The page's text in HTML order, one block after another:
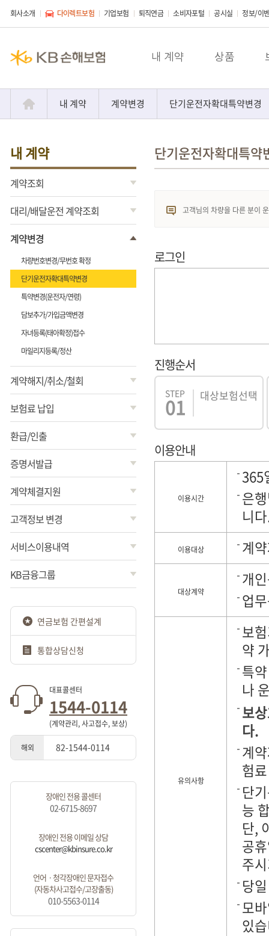
회사소개 다이렉트보험 기업보험 퇴직연금 소비자포털 공시실 정보/이
내 계약 상품
내 계약 계약변경 단기운전자확대특약변경
내 계약
계약조회
대리/배달운전 계약조회
계약변경
차량번호변경/무번호 확정
단기운전자확대특약변경
특약변경(운전자/연령)
담보추가/가입금액변경
자녀등록(태아확정)접수
마일리지등록/정산
계약해지/취소/철회
보험료 납입
환급/인출
증명서발급
계약체결지원
고객정보 변경
서비스이용내역
KB금융그룹
연금보험 간편설계
통합상담신청
대표콜센터
1544-0114
(계약관리, 사고접수, 보상)
해외 82-1544-0114
장애인 전용 콜센터
02-6715-8697
장애인 전용 이메일 상담
cscenter@kbinsure.co.kr
언어ㆍ청각장애인 문자접수
(자동차사고접수/고장출동)
010-5563-0114
단기운전자확대특약
고객님의 차량을 다른 분이
로그인
진행순서
STEP
01 대상보험선택
이용안내
이용시간
365
은
니
이용대상 계
대상계약
개
업
유의사항
보
약
특
나
보
다.
계
험
단
능
단,
공
주
당
모
있